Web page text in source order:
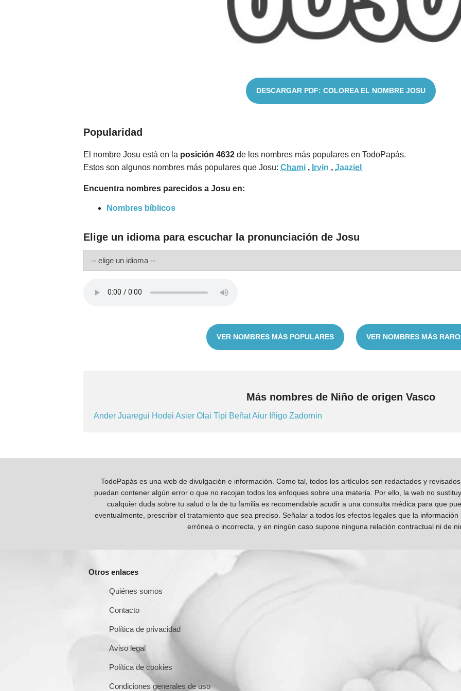
DESCARGAR PDF: COLOREA EL NOMBRE JOSU
Popularidad
El nombre Josu está en la posición 4632 de los nombres más populares en TodoPapás.
Estos son algunos nombres más populares que Josu: Chami , Irvin , Jaaziel
Encuentra nombres parecidos a Josu en:
Nombres bíblicos
Elige un idioma para escuchar la pronunciación de Josu
VER NOMBRES MÁS POPULARES VER NOMBRES MÁS
Más nombres de Niño de origen Vasco
Ander Juaregui Hodei Asier Olai Tipi BeñatAiur Iñigo Zadornin
TodoPapás es una web de divulgación e información. Como tal, todos los artículos son redactados y
puedan contener algún error o que no recojan todos los enfoques sobre una materia. Por ello, la web no
cualquier duda sobre tu salud o la de tu familia es recomendable acudir a una consulta médica para que
eventualmente, prescribir el tratamiento que sea preciso. Señalar a todos los efectos legales que la
errónea o incorrecta, y en ningún caso supone ninguna relación contractual ni de
Otros enlaces
Quiénes somos
Contacto
Política de privacidad
Aviso legal
Política de cookies
Condiciones generales de uso